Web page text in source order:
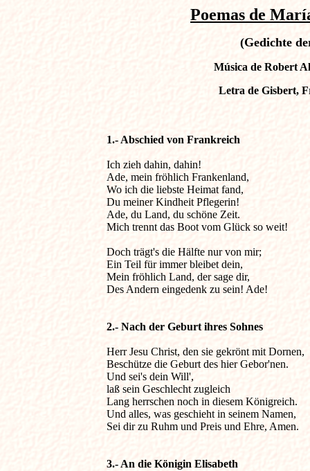
Poemas de
(Gedichte
Música de Robert
Letra de Gisbert,
1.- Abschied von
Ich zieh dahin, dahin!
Ade, mein fröhlich Frankenland,
Wo ich die liebste Heimat fand,
Du meiner Kindheit Pflegerin!
Ade, du Land, du schöne Zeit.
Mich trennt das Boot vom Glück so weit!
Doch trägt's die Hälfte nur von mir;
Ein Teil für immer bleibet dein,
Mein fröhlich Land, der sage dir,
Des Andern eingedenk zu sein! Ade!
2.- Nach der Geburt ihres Sohnes
Herr Jesu Christ, den sie gekrönt mit Dornen,
Beschütze die Geburt des hier Gebor'nen.
Und sei's dein Will',
laß sein Geschlecht zugleich
Lang herrschen noch in diesem Königreich.
Und alles, was geschieht in seinem Namen,
Sei dir zu Ruhm und Preis und Ehre, Amen.
3.- An die Königin Elisabeth